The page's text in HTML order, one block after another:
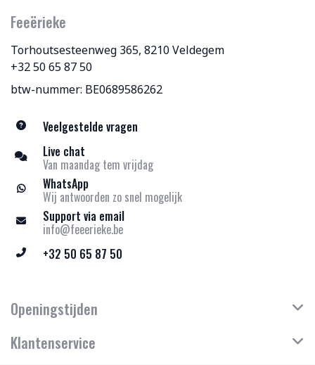
Feeërieke
Torhoutsesteenweg 365, 8210 Veldegem
+32 50 65 87 50
btw-nummer: BE0689586262
Veelgestelde vragen
Live chat
Van maandag tem vrijdag
WhatsApp
Wij antwoorden zo snel mogelijk
Support via email
info@feeerieke.be
+32 50 65 87 50
Openingstijden
Klantenservice